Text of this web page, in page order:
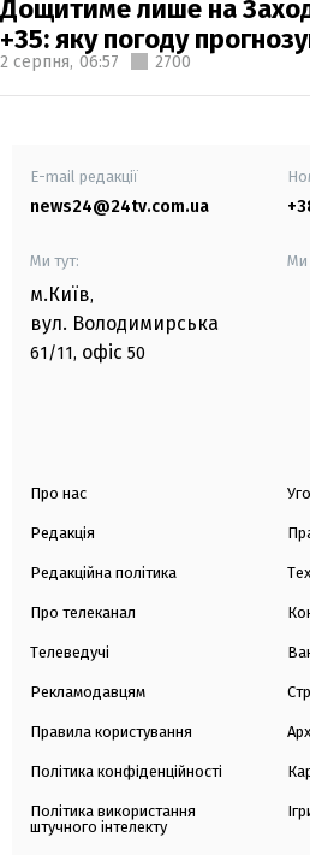
Дощитиме лише на
+35: яку погоду
2 серпня, 06:57 2700
E-mail редакції
news24@24tv.com.ua
Ми тут:
м.Київ,
вул. Володимирська
61/11, офіс 50
Ми
Про нас
Редакція
Редакційна політика
Про телеканал
Телеведучі
Рекламодавцям
Правила користування
Політика конфіденційності
Політика використання
штучного інтелекту